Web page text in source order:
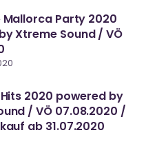
Party 2020
Xtreme Sound / VÖ
2020 powered by
/ VÖ 07.08.2020 /
ab 31.07.2020